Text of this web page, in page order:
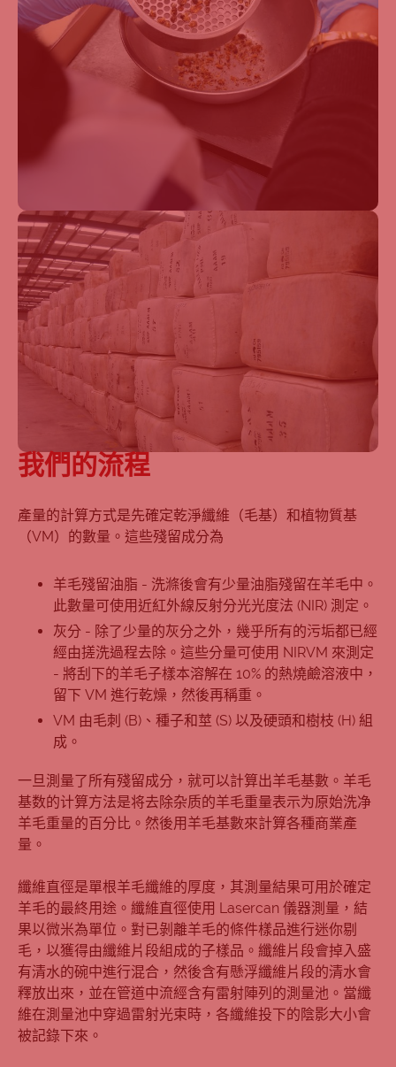
我們的流程
產量的計算方式是先確定乾淨纖維（毛基）和植物質基
（VM）的數量。這些殘留成分為
羊毛殘留油脂 - 洗滌後會有少量油脂殘留在羊毛中。
此數量可使用近紅外線反射分光光度法 (NIR) 測定。
灰分 - 除了少量的灰分之外，幾乎所有的污垢都已經
經由搓洗過程去除。這些分量可使用 NIRVM 來測定
- 將刮下的羊毛子樣本溶解在 10% 的熱燒鹼溶液中，
留下 VM 進行乾燥，然後再稱重。
VM 由毛刺 (B)、種子和莖 (S) 以及硬頭和樹枝 (H) 組
成。
一旦測量了所有殘留成分，就可以計算出羊毛基數。羊毛
基数的计算方法是将去除杂质的羊毛重量表示为原始洗净
羊毛重量的百分比。然後用羊毛基數來計算各種商業產
量。
纖維直徑是單根羊毛纖維的厚度，其測量結果可用於確定
羊毛的最終用途。纖維直徑使用 Lasercan 儀器測量，結
果以微米為單位。對已剝離羊毛的條件樣品進行迷你剔
毛，以獲得由纖維片段組成的子樣品。纖維片段會掉入盛
有清水的碗中進行混合，然後含有懸浮纖維片段的清水會
釋放出來，並在管道中流經含有雷射陣列的測量池。當纖
維在測量池中穿過雷射光束時，各纖維投下的陰影大小會
被記錄下來。